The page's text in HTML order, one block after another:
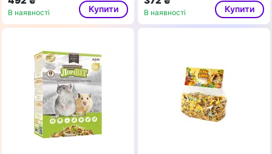
В наявності Купити В наявності Купити